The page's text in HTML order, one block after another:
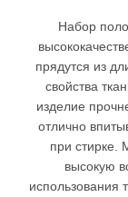
Набор
прядутся из
свойства
изделие
отлично
при стирке.
высокую
использования